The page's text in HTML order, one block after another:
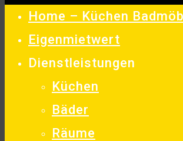
Home – Küchen
Eigenmietwert
Dienstleistungen
Küchen
Bäder
Räume